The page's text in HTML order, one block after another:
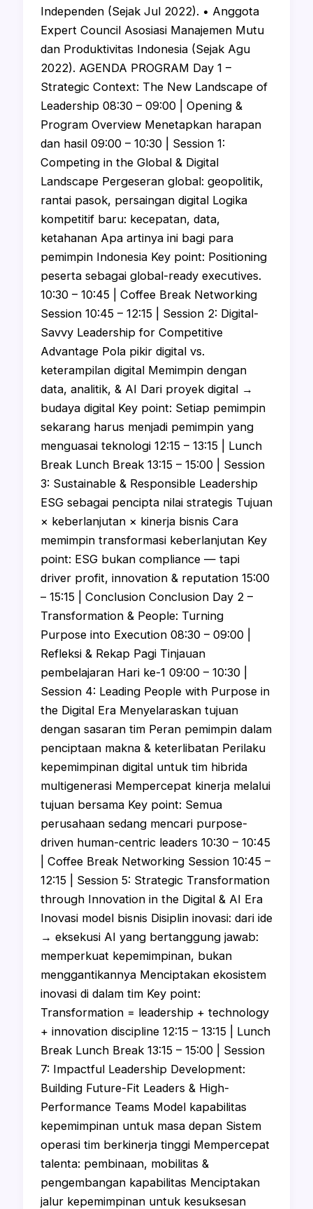
Independen (Sejak Jul 2022). • Anggota
Expert Council Asosiasi Manajemen Mutu
dan Produktivitas Indonesia (Sejak Agu
2022). AGENDA PROGRAM Day 1 –
Strategic Context: The New Landscape of
Leadership 08:30 – 09:00 | Opening &
Program Overview Menetapkan harapan
dan hasil 09:00 – 10:30 | Session 1:
Competing in the Global & Digital
Landscape Pergeseran global: geopolitik,
rantai pasok, persaingan digital Logika
kompetitif baru: kecepatan, data,
ketahanan Apa artinya ini bagi para
pemimpin Indonesia Key point: Positioning
peserta sebagai global-ready executives.
10:30 – 10:45 | Coffee Break Networking
Session 10:45 – 12:15 | Session 2: Digital-
Savvy Leadership for Competitive
Advantage Pola pikir digital vs.
keterampilan digital Memimpin dengan
data, analitik, & AI Dari proyek digital →
budaya digital Key point: Setiap pemimpin
sekarang harus menjadi pemimpin yang
menguasai teknologi 12:15 – 13:15 | Lunch
Break Lunch Break 13:15 – 15:00 | Session
3: Sustainable & Responsible Leadership
ESG sebagai pencipta nilai strategis Tujuan
× keberlanjutan × kinerja bisnis Cara
memimpin transformasi keberlanjutan Key
point: ESG bukan compliance — tapi
driver profit, innovation & reputation 15:00
– 15:15 | Conclusion Conclusion Day 2 –
Transformation & People: Turning
Purpose into Execution 08:30 – 09:00 |
Refleksi & Rekap Pagi Tinjauan
pembelajaran Hari ke-1 09:00 – 10:30 |
Session 4: Leading People with Purpose in
the Digital Era Menyelaraskan tujuan
dengan sasaran tim Peran pemimpin dalam
penciptaan makna & keterlibatan Perilaku
kepemimpinan digital untuk tim hibrida
multigenerasi Mempercepat kinerja melalui
tujuan bersama Key point: Semua
perusahaan sedang mencari purpose-
driven human-centric leaders 10:30 – 10:45
| Coffee Break Networking Session 10:45 –
12:15 | Session 5: Strategic Transformation
through Innovation in the Digital & AI Era
Inovasi model bisnis Disiplin inovasi: dari ide
→ eksekusi AI yang bertanggung jawab:
memperkuat kepemimpinan, bukan
menggantikannya Menciptakan ekosistem
inovasi di dalam tim Key point:
Transformation = leadership + technology
+ innovation discipline 12:15 – 13:15 | Lunch
Break Lunch Break 13:15 – 15:00 | Session
7: Impactful Leadership Development:
Building Future-Fit Leaders & High-
Performance Teams Model kapabilitas
kepemimpinan untuk masa depan Sistem
operasi tim berkinerja tinggi Mempercepat
talenta: pembinaan, mobilitas &
pengembangan kapabilitas Menciptakan
jalur kepemimpinan untuk kesuksesan